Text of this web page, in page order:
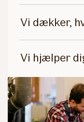
Vi dækker,
Vi hjælper